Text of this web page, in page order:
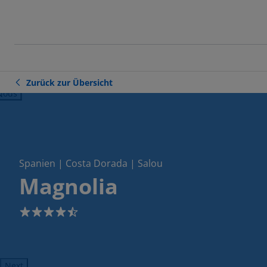
Zurück zur Übersicht
Spanien | Costa Dorada | Salou
Magnolia
4.5